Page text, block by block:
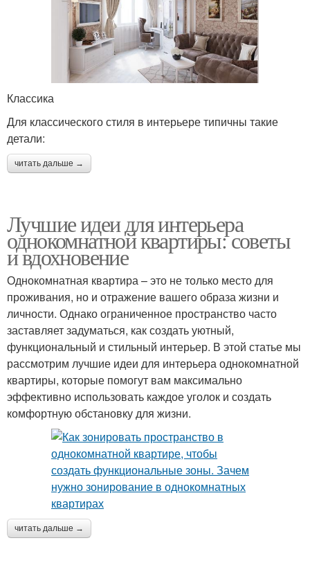
Классика
Для классического стиля в интерьере типичны такие
детали:
читать дальше →
Лучшие идеи для интерьера
однокомнатной квартиры: советы
и вдохновение
Однокомнатная квартира – это не только место для
проживания, но и отражение вашего образа жизни и
личности. Однако ограниченное пространство часто
заставляет задуматься, как создать уютный,
функциональный и стильный интерьер. В этой статье мы
рассмотрим лучшие идеи для интерьера однокомнатной
квартиры, которые помогут вам максимально
эффективно использовать каждое уголок и создать
комфортную обстановку для жизни.
читать дальше →